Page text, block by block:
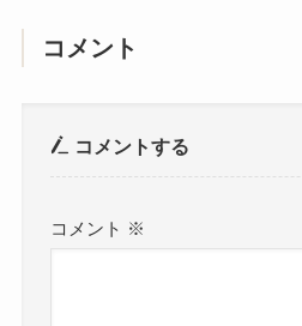
コメント
コメントする
コメント ※